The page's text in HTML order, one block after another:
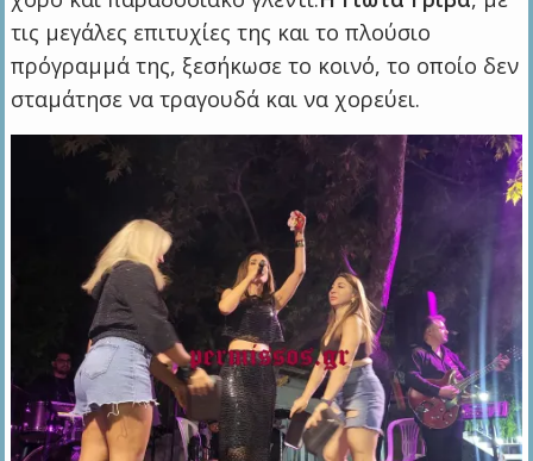
τις μεγάλες επιτυχίες της και το πλούσιο
πρόγραμμά της, ξεσήκωσε το κοινό, το οποίο δεν
σταμάτησε να τραγουδά και να χορεύει.